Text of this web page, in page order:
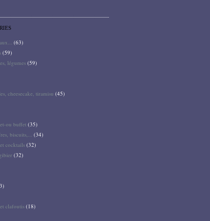
(63)
(59)
légumes (59)
cheesecake, tiramisu (45)
ou buffet (35)
biscuits,... (34)
cocktails(32)
(32)
clafoutis(18)